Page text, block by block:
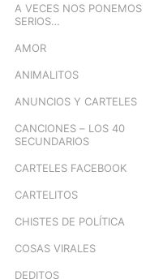
A VECES NOS PONEMOS
SERIOS…
AMOR
ANIMALITOS
ANUNCIOS Y CARTELES
CANCIONES – LOS 40
SECUNDARIOS
CARTELES FACEBOOK
CARTELITOS
CHISTES DE POLÍTICA
COSAS VIRALES
DEDITOS